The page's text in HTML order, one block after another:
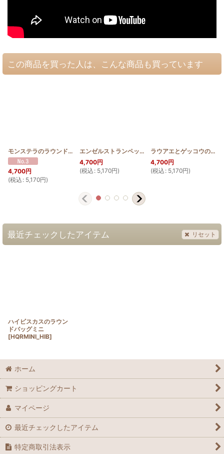
この商品を買った人は、こんな商品も買っています
モンステラのラウンドバッグミニ [HQRMINI_MON
4,700円
(税込 : 5,170円)
エンゼルストランペットのラウンドバッグミニ [
4,700円
(税込 : 5,170円)
ラウアエとゲッコウのラウンドバッグミニ
4,700円
(税込 : 5,170円)
最近チェックしたアイテム リセット
ハイビスカスのラウン
ドバッグミニ
[HQRMINI_HIB]
ホーム
ショッピングカート
マイページ
最近チェックしたアイテム
特定商取引法表示